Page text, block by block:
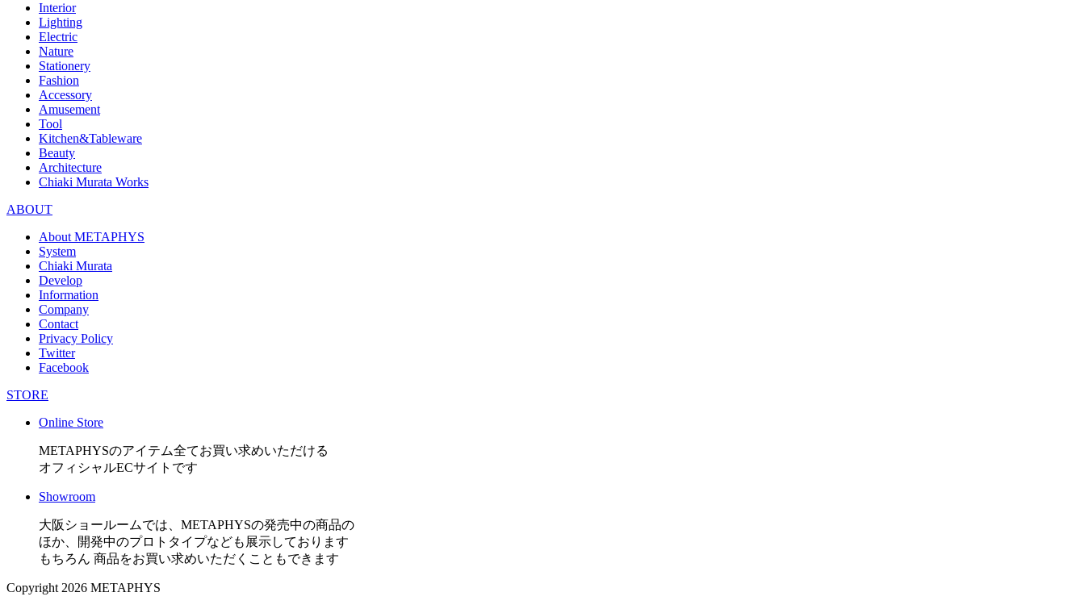
Interior
Lighting
Electric
Nature
Stationery
Fashion
Accessory
Amusement
Tool
Kitchen&Tableware
Beauty
Architecture
Chiaki Murata Works
ABOUT
About METAPHYS
System
Chiaki Murata
Develop
Information
Company
Contact
Privacy Policy
Twitter
Facebook
STORE
Online Store
METAPHYSのアイテム全てお買い求めいただける
オフィシャルECサイトです
Showroom
大阪ショールームでは、METAPHYSの発売中の商品の
ほか、開発中のプロトタイプなども展示しております
もちろん 商品をお買い求めいただくこともできます
Copyright 2026 METAPHYS